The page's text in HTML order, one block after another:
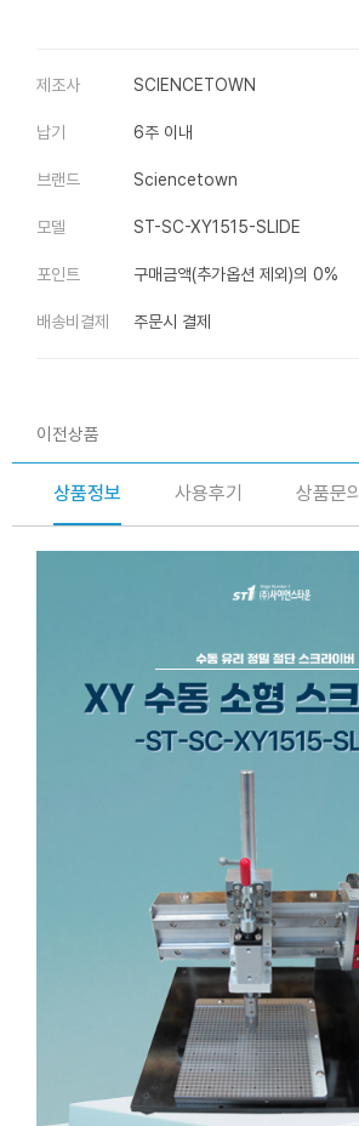
제조사 SCIENCETOWN
납기 6주 이내
브랜드 Sciencetown
모델 ST-SC-XY1515-SLIDE
포인트 구매금액(추가옵션 제외)의 0%
배송비결제 주문시 결제
이전상품
상품정보 사용후기 상품문의